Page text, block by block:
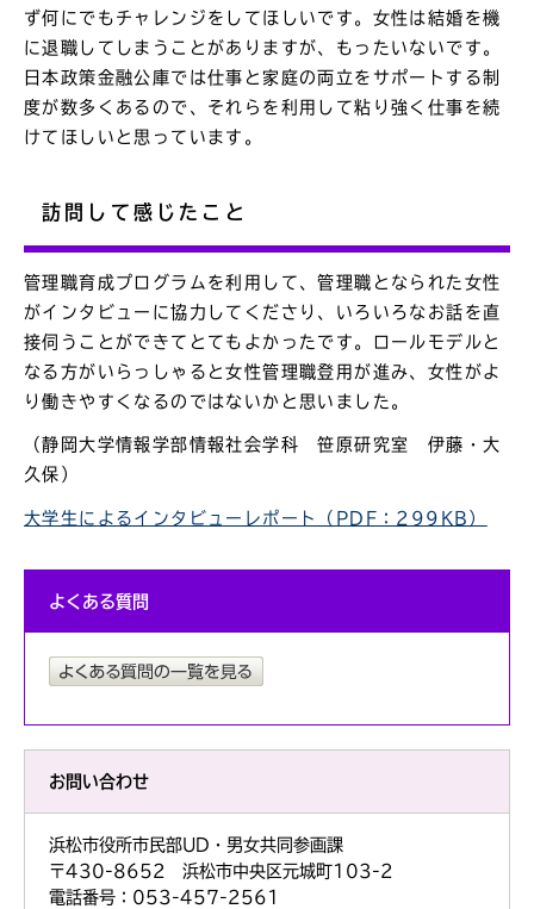
ず何にでもチャレンジをしてほしいです。女性は結婚を機
に退職してしまうことがありますが、もったいないです。
日本政策金融公庫では仕事と家庭の両立をサポートする制
度が数多くあるので、それらを利用して粘り強く仕事を続
けてほしいと思っています。
訪問して感じたこと
管理職育成プログラムを利用して、管理職となられた女性
がインタビューに協力してくださり、いろいろなお話を直
接伺うことができてとてもよかったです。ロールモデルと
なる方がいらっしゃると女性管理職登用が進み、女性がよ
り働きやすくなるのではないかと思いました。
（静岡大学情報学部情報社会学科 笹原研究室 伊藤・大
久保）
大学生によるインタビューレポート（PDF：299KB）
よくある質問
お問い合わせ
浜松市役所市民部UD・男女共同参画課
〒430-8652 浜松市中央区元城町103-2
電話番号：053-457-2561